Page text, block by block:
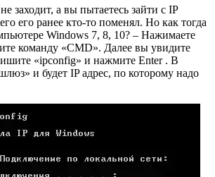
заходит, а вы пытаетесь зайти с IP
его ранее кто-то поменял. Но как тогда
Windows 7, 8, 10? – Нажимаете
команду «CMD». Далее вы увидите
«ipconfig» и нажмите Enter . В
и будет IP адрес, по которому надо